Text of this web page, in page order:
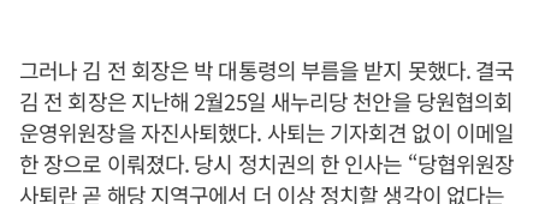
그러나 김 전 회장은 박 대통령의 부름을 받지 못했다. 결국
김 전 회장은 지난해 2월25일 새누리당 천안을 당원협의회
운영위원장을 자진사퇴했다. 사퇴는 기자회견 없이 이메일
한 장으로 이뤄졌다. 당시 정치권의 한 인사는 “당협위원장
사퇴란 곧 해당 지역구에서 더 이상 정치할 생각이 없다는